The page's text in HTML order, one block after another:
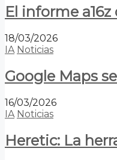
El informe
18/03/2026
IA Noticias
Google Maps
16/03/2026
IA Noticias
Heretic: La